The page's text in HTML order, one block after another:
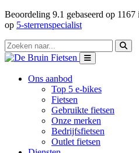
Beoordeling 9.1 gebaseerd op 1167
op 5-sterrenspecialist
Ons aanbod
Top 5 e-bikes
Fietsen
Gebruikte fietsen
Onze merken
Bedrijfsfietsen
Outlet fietsen